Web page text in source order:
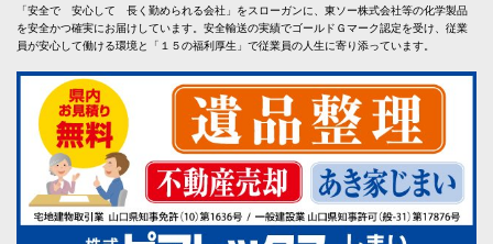
「安全で 安心して 長く勤められる会社」をスローガンに、東ソー株式会社等の化学製品
を安全かつ確実にお届けしています。安全輸送の実績でゴールドＧマーク認定を受け、従業
員が安心して働ける環境と「１５の福利厚生」で従業員の人生に寄り添っています。